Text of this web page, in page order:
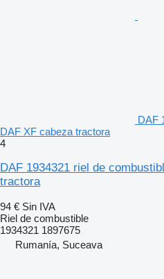
DAF
DAF XF cabeza tractora
4
DAF 1934321 riel de
tractora
94 € Sin IVA
Riel de combustible
1934321 1897675
Rumanía, Suceava